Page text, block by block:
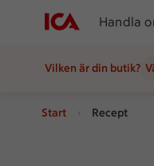
Handla
Vilken är din butik?
Start Recept